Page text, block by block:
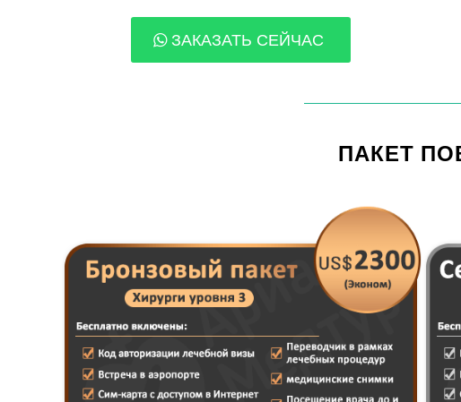
ЗАКАЗАТЬ СЕЙЧАС
ПАКЕТ